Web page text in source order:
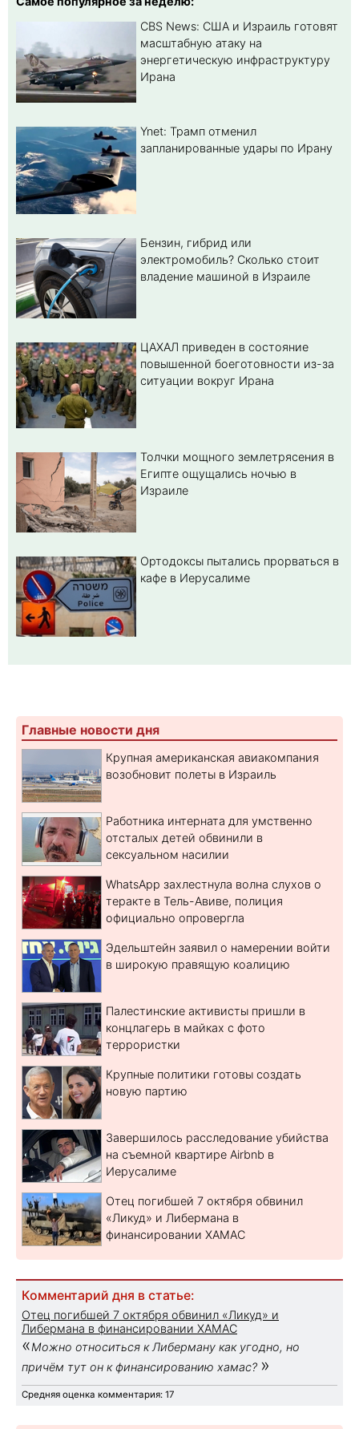
CBS News: США и Израиль готовят
масштабную атаку на
энергетическую инфраструктуру
Ирана
Ynet: Трамп отменил
запланированные удары по Ирану
Бензин, гибрид или
электромобиль? Cколько стоит
владение машиной в Израиле
ЦАХАЛ приведен в состояние
повышенной боеготовности из-за
ситуации вокруг Ирана
Толчки мощного землетрясения в
Египте ощущались ночью в
Израиле
Ортодоксы пытались прорваться в
кафе в Иерусалиме
Главные новости дня
Крупная американская авиакомпания
возобновит полеты в Израиль
Работника интерната для умственно
отсталых детей обвинили в
сексуальном насилии
WhatsApp захлестнула волна слухов о
теракте в Тель-Авиве, полиция
официально опровергла
Эдельштейн заявил о намерении войти
в широкую правящую коалицию
Палестинские активисты пришли в
концлагерь в майках с фото
террористки
Крупные политики готовы создать
новую партию
Завершилось расследование убийства
на съемной квартире Airbnb в
Иерусалиме
Отец погибшей 7 октября обвинил
«Ликуд» и Либермана в
финансировании ХАМАС
Комментарий дня в статье:
Отец погибшей 7 октября обвинил «Ликуд» и
Либермана в финансировании ХАМАС
«Можно относиться к Либерману как угодно, но
причём тут он к финансированию хамас? »
Средняя оценка комментария: 17